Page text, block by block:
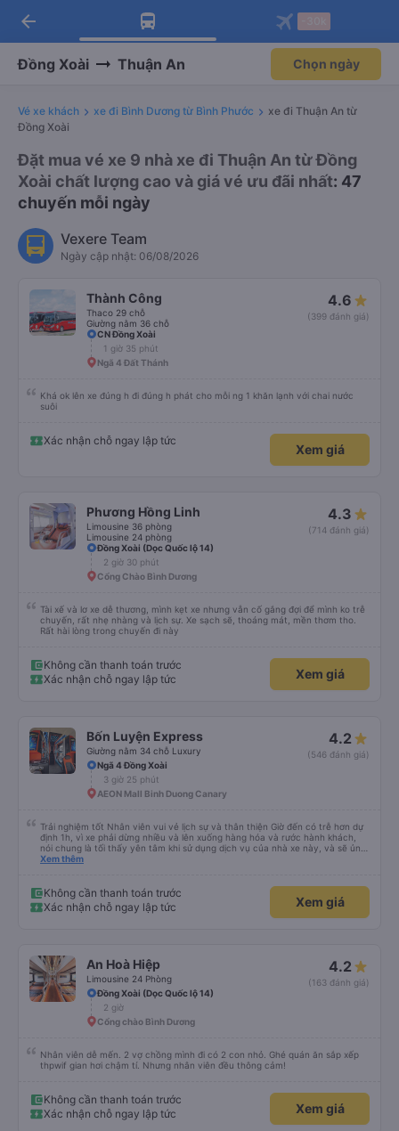
Tải app Vexere ngay!
Nhận ưu đãi thành viên độc
Mở app
Tải app Vexere
-30k/ghế khi đặt vé máy bay qua
Mở app
arrow_back
Đồng Xoài Thuận An Chọn ngày
Vé xe khách xe đi Bình Dương từ Bình Phước
xe đi Thuận An từ
Đồng Xoài
Đặt mua vé xe 9 nhà xe đi Thuận An từ Đồng
Xoài chất lượng cao và giá vé ưu đãi nhất: 47
chuyến mỗi ngày
Vexere Team
Ngày cập nhật: 06/08/2026
Thành Công
Thaco 29 chỗ
Giường nằm 36 chỗ
4.6
(399 đánh giá)
CN Đồng Xoài
1 giờ 35 phút
Ngã 4 Đất Thánh
Khá ok lên xe đúng h đi đúng h phát cho mỗi ng 1 khăn lạnh với chai nước
suôi
Xác nhận chỗ ngay lập tức
Xem giá
Phương Hồng Linh
Limousine 36 phòng
Limousine 24 phòng
4.3
(714 đánh giá)
Đồng Xoài (Dọc Quốc lộ 14)
2 giờ 30 phút
Cổng Chào Bình Dương
Tài xế và lơ xe dễ thương, mình kẹt xe nhưng vẫn cố gắng đợi để mình ko trễ
chuyến, rất nhẹ nhàng và lịch sự. Xe sạch sẽ, thoáng mát, mền thơm tho.
Rất hài lòng trong chuyến đi này
Không cần thanh toán trước
Xác nhận chỗ ngay lập tức
Xem giá
Bốn Luyện Express
Giường nằm 34 chỗ Luxury
4.2
(546 đánh giá)
Ngã 4 Đồng Xoài
3 giờ 25 phút
AEON Mall Binh Duong Canary
Trải nghiệm tốt Nhân viên vui vẻ lịch sự và thân thiện Giờ đến có trễ hơn dự
định 1h, vì xe phải dừng nhiều và lên xuống hàng hóa và rước hành khách,
nói chung là tối thấy yên tâm khi sử dụng dịch vụ của nhà xe này, và sẽ ủng
hộ và giới thiệu cho người thân sử dụng dịch vụ của nhà xe này
Xem thêm
Không cần thanh toán trước
Xác nhận chỗ ngay lập tức
Xem giá
An Hoà Hiệp
Limousine 24 Phòng
4.2
(163 đánh giá)
Đồng Xoài (Dọc Quốc lộ 14)
2 giờ
Cổng chào Bình Dương
Nhân viên dễ mến. 2 vợ chồng mình đi có 2 con nhỏ. Ghé quán ăn sắp xếp
thpwif gian hơi chậm tí. Nhưng nhân viên đều thông cảm!
Không cần thanh toán trước
Xác nhận chỗ ngay lập tức
Xem giá